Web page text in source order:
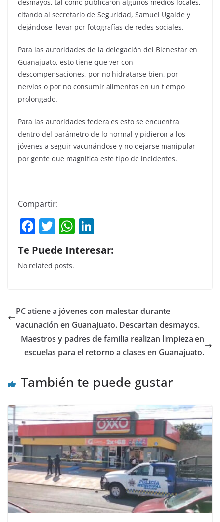
desmayos, tal como publicaron algunos medios locales,
citando al secretario de Seguridad, Samuel Ugalde y
dejándose llevar por fotografías de redes sociales.
Para las autoridades de la delegación del Bienestar en
Guanajuato, esto tiene que ver con
descompensaciones, por no hidratarse bien, por
nervios o por no consumir alimentos en un tiempo
prolongado.
Para las autoridades federales esto se encuentra
dentro del parámetro de lo normal y pidieron a los
jóvenes a seguir vacunándose y no dejarse manipular
por gente que magnifica este tipo de incidentes.
Compartir:
F
a
c
e
o
o
k
T
w
itt
er
W
h
at
p
p
k
n
Te Puede Interesar:
No related posts.
PC atiene a jóvenes con malestar durante
vacunación en Guanajuato. Descartan desmayos.
Maestros y padres de familia realizan limpieza en
escuelas para el retorno a clases en Guanajuato.
También te puede gustar